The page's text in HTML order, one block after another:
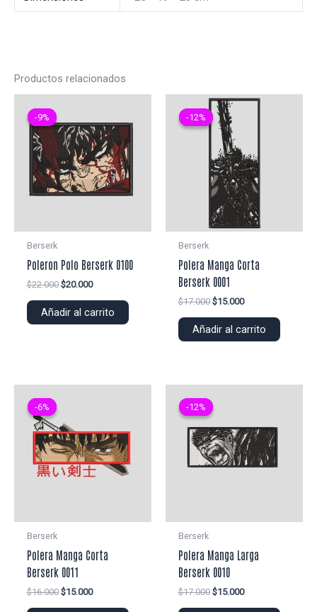
Productos relacionados
-9%
-9%
Berserk
Poleron Polo Berserk 0100
$22.000 El
original
$20.000El
actual
Añadir al carrito
-12%
-12%
Berserk
Polera Manga Corta
Berserk 0001
$17.000 El
original
$15.000El
actual
Añadir al carrito
-6%
-6%
Berserk
Polera Manga Corta
Berserk 0011
$16.000 El
$15.000El
-12%
-12%
Berserk
Polera Manga Larga
Berserk 0010
$17.000 El
$15.000El